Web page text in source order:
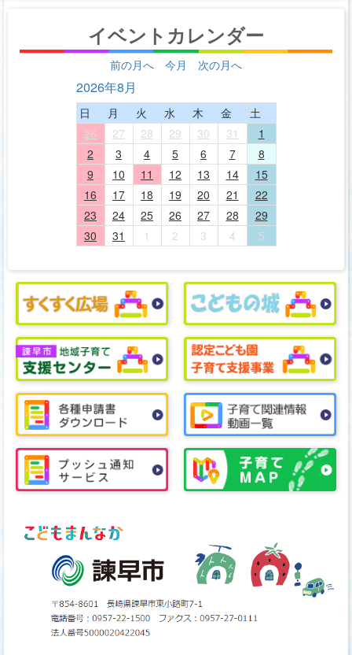
イベントカレンダー
前の月へ 今月 次の月へ
2026年8月
日 月 火 水 木 金
土
26
27 28 29 30 31
1
2
3 4 5 6 7
8
9
10 11 12 13 14
15
16
17 18 19 20 21
22
23
24 25 26 27 28
29
30
31 1 2 3 4 5